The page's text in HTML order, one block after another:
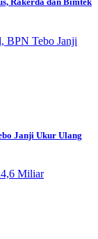
Janji Ukur Ulang